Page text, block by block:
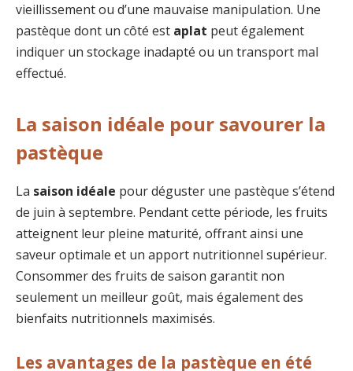
vieillissement ou d’une mauvaise manipulation. Une
pastèque dont un côté est aplat peut également
indiquer un stockage inadapté ou un transport mal
effectué.
La saison idéale pour savourer la
pastèque
La saison idéale pour déguster une pastèque s’étend
de juin à septembre. Pendant cette période, les fruits
atteignent leur pleine maturité, offrant ainsi une
saveur optimale et un apport nutritionnel supérieur.
Consommer des fruits de saison garantit non
seulement un meilleur goût, mais également des
bienfaits nutritionnels maximisés.
Les avantages de la pastèque en été